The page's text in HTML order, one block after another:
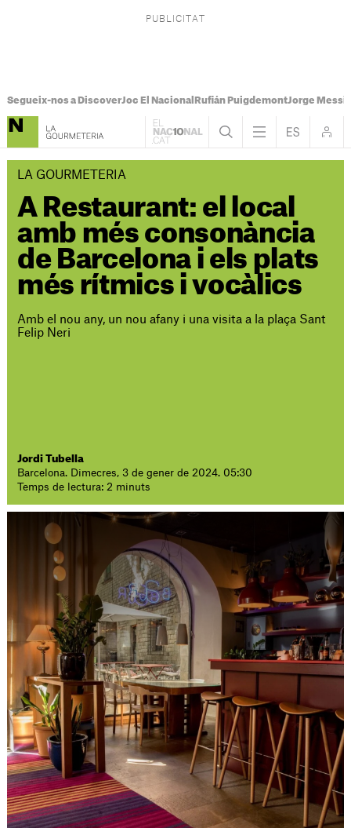
Segueix-nos a DiscoverJoc El Nacional Rufián PuigdemontJorge Messi
LA GOURMETERIA
A Restaurant: el local
amb més consonància
de Barcelona i els plats
més rítmics i vocàlics
Amb el nou any, un nou afany i una visita a la plaça Sant
Felip Neri
Jordi Tubella
Barcelona. Dimecres, 3 de gener de 2024. 05:30
Temps de lectura: 2 minuts